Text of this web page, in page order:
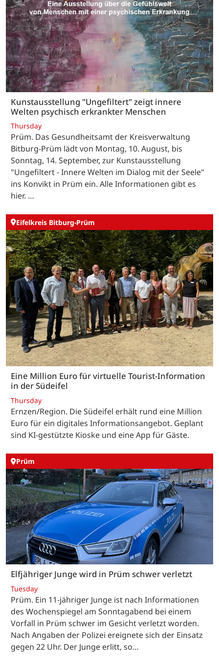
Kunstausstellung "Ungefiltert" zeigt innere
Welten psychisch erkrankter Menschen
Thursday
Prüm. Das Gesundheitsamt der Kreisverwaltung
Bitburg-Prüm lädt von Montag, 10. August, bis
Sonntag, 14. September, zur Kunstausstellung
"Ungefiltert - Innere Welten im Dialog mit der Seele"
ins Konvikt in Prüm ein. Alle Informationen gibt es
hier. …
Eifelkreis Bitburg-Prüm
Eine Million Euro für virtuelle Tourist-Information
in der Südeifel
Thursday
Ernzen/Region. Die Südeifel erhält rund eine Million
Euro für ein digitales Informationsangebot. Geplant
sind KI-gestützte Kioske und eine App für Gäste.
Prüm
Elfjähriger Junge wird in Prüm schwer verletzt
Tuesday
Prüm. Ein 11-jähriger Junge ist nach Informationen
des Wochenspiegel am Sonntagabend bei einem
Vorfall in Prüm schwer im Gesicht verletzt worden.
Nach Angaben der Polizei ereignete sich der Einsatz
gegen 22 Uhr. Der Junge erlitt, so…